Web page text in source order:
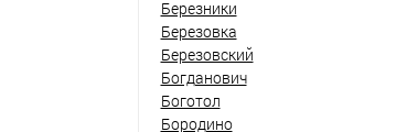
Березники
Березовка
Березовский
Богданович
Боготол
Бородино